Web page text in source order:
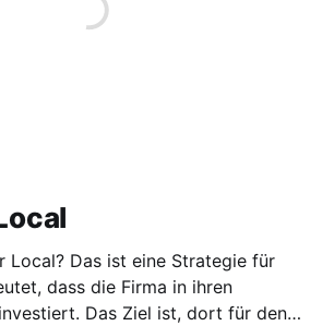
Strategie für
dass die Firma in ihren
Das Ziel ist, dort für den